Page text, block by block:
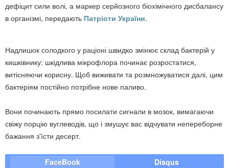
дефіцит сили волі, а маркер серйозного біохімічного дисбалансу
в організмі, передають Патріоти України.
Надлишок солодкого у раціоні швидко змінює склад бактерій у
кишківнику: шкідлива мікрофлора починає розростатися,
витісняючи корисну. Щоб виживати та розмножуватися далі, цим
бактеріям постійно потрібне нове паливо.
Вони починають прямо посилати сигнали в мозок, вимагаючи
свіжу порцію вуглеводів, що і змушує вас відчувати непереборне
бажання з'їсти десерт.
FaceBook Disqus